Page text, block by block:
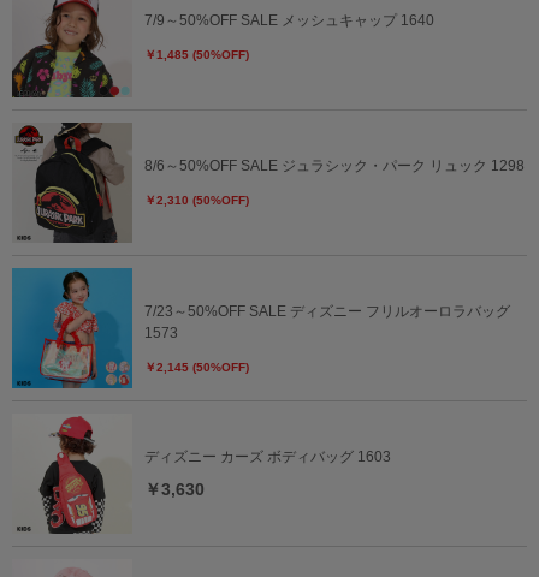
7/9～50%OFF SALE メッシュキャップ 1640
￥1,485 (50%OFF)
8/6～50%OFF SALE ジュラシック・パーク リュック 1298
￥2,310 (50%OFF)
7/23～50%OFF SALE ディズニー フリルオーロラバッグ
1573
￥2,145 (50%OFF)
ディズニー カーズ ボディバッグ 1603
￥3,630